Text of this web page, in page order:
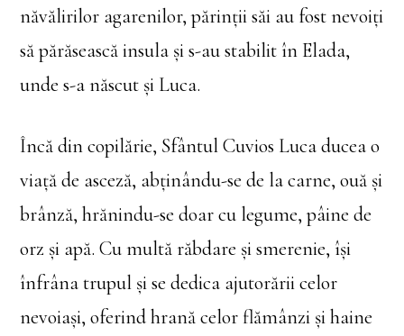
năvălirilor agarenilor, părinții săi au fost nevoiți
să părăsească insula și s-au stabilit în Elada,
unde s-a născut și Luca.
Încă din copilărie, Sfântul Cuvios Luca ducea o
viață de asceză, abținându-se de la carne, ouă și
brânză, hrănindu-se doar cu legume, pâine de
orz și apă. Cu multă răbdare și smerenie, își
înfrâna trupul și se dedica ajutorării celor
nevoiași, oferind hrană celor flămânzi și haine